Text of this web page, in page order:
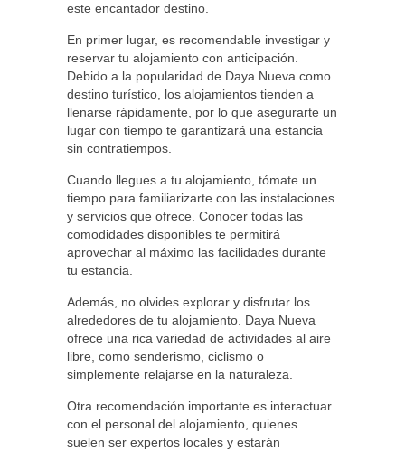
este encantador destino.
En primer lugar, es recomendable investigar y
reservar tu alojamiento con anticipación.
Debido a la popularidad de Daya Nueva como
destino turístico, los alojamientos tienden a
llenarse rápidamente, por lo que asegurarte un
lugar con tiempo te garantizará una estancia
sin contratiempos.
Cuando llegues a tu alojamiento, tómate un
tiempo para familiarizarte con las instalaciones
y servicios que ofrece. Conocer todas las
comodidades disponibles te permitirá
aprovechar al máximo las facilidades durante
tu estancia.
Además, no olvides explorar y disfrutar los
alrededores de tu alojamiento. Daya Nueva
ofrece una rica variedad de actividades al aire
libre, como senderismo, ciclismo o
simplemente relajarse en la naturaleza.
Otra recomendación importante es interactuar
con el personal del alojamiento, quienes
suelen ser expertos locales y estarán